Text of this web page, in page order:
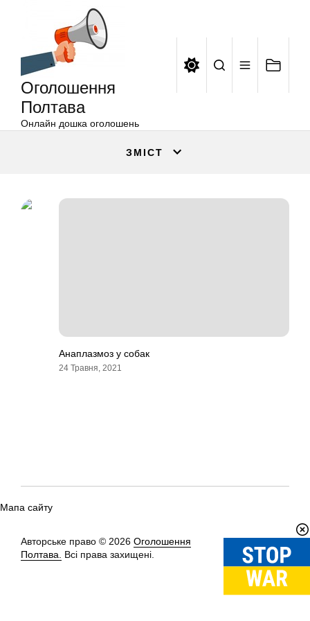
Оголошення
Полтава
Онлайн дошка оголошень
ЗМІСТ
Анаплазмоз у собак
24 Травня, 2021
Мапа сайту
Авторське право © 2026 Оголошення
Полтава.
Всі права захищені.
Вгору↑